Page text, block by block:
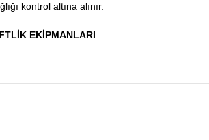
kontrol altına alınır.
EKİPMANLARI